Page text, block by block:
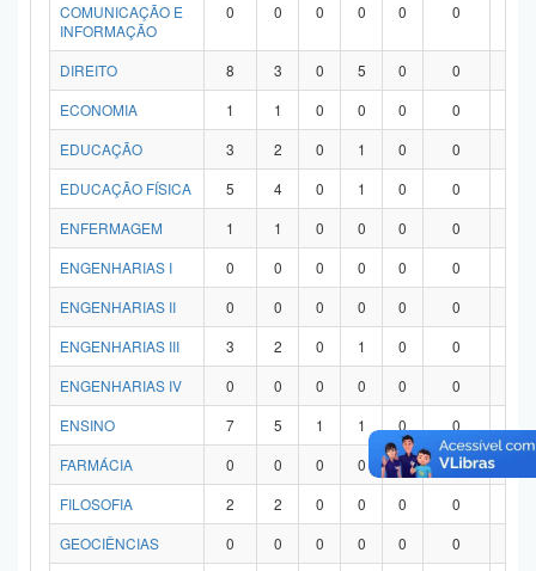
COMUNICAÇÃO E
INFORMAÇÃO
0 0 0 0 0 0
DIREITO 8 3 0 5 0 0
ECONOMIA
1 1 0 0 0 0
EDUCAÇÃO
3 2 0 1 0 0
EDUCAÇÃO FÍSICA
5 4 0 1 0 0
ENFERMAGEM
1 1 0 0 0 0
ENGENHARIAS I
0 0 0 0 0 0
ENGENHARIAS II
0 0 0 0 0 0
ENGENHARIAS III
3 2 0 1 0 0
ENGENHARIAS IV
0 0 0 0 0 0
ENSINO
7 5 1 1 0 0
FARMÁCIA
0 0 0 0 0 0
FILOSOFIA
2 2 0 0 0 0
GEOCIÊNCIAS
0 0 0 0 0 0